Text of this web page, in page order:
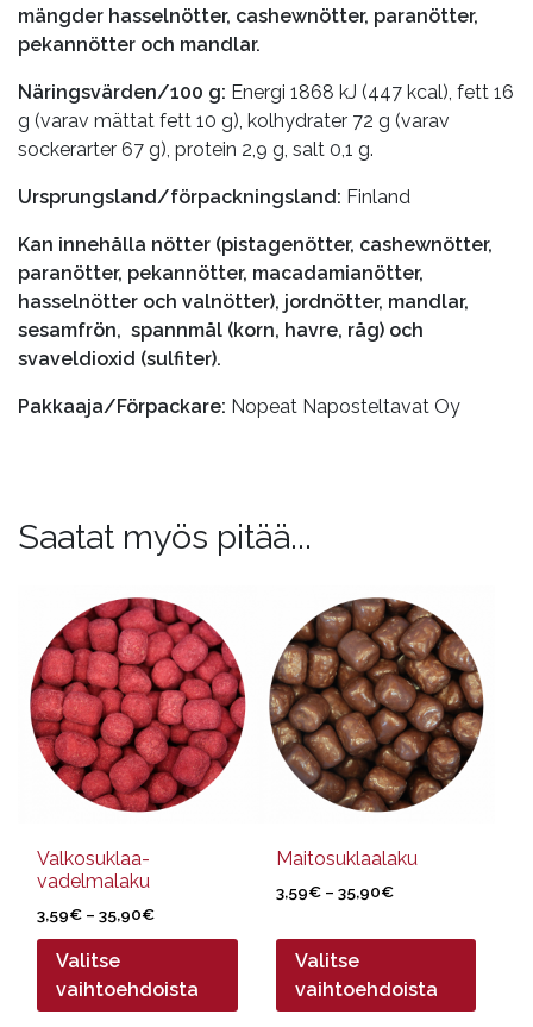
mängder hasselnötter, cashewnötter, paranötter,
pekannötter och mandlar.
Näringsvärden/100 g: Energi 1868 kJ (447 kcal), fett 16
g (varav mättat fett 10 g), kolhydrater 72 g (varav
sockerarter 67 g), protein 2,9 g, salt 0,1 g.
Ursprungsland/förpackningsland: Finland
Kan innehålla nötter (pistagenötter, cashewnötter,
paranötter, pekannötter, macadamianötter,
hasselnötter och valnötter), jordnötter, mandlar,
sesamfrön, spannmål (korn, havre, råg) och
svaveldioxid (sulfiter).
Pakkaaja/Förpackare: Nopeat Naposteltavat Oy
Saatat myös pitää...
Valkosuklaa-
vadelmalaku
3,59€ – 35,90€Hintaluokka:
3,59€
35,90€
Valitse
vaihtoehdoista
tuotteella
useampi
muunnelma.
Voit
tehdä
valinnat
sivulla.
Maitosuklaalaku
3,59€ – 35,90€Hintaluokka:
-
Valitse
vaihtoehdoista
tuotteella
useampi
muunnelma.
Voit
tehdä
valinnat
sivulla.